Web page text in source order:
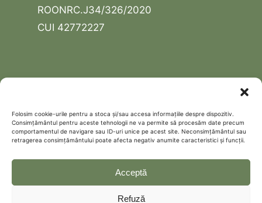
Folosim cookie-urile pentru a stoca și/sau accesa informațiile despre dispozitiv.
Consimțământul pentru aceste tehnologii ne va permite să procesăm date precum
comportamentul de navigare sau ID-uri unice pe acest site. Neconsimțământul sau
retragerea consimțământului poate afecta negativ anumite caracteristici și funcții.
Acceptă
Refuză
ROONRC.J34/326/2020
CUI 42772227
Contact
Schedule a free discovery call
Politică de confidențialitate